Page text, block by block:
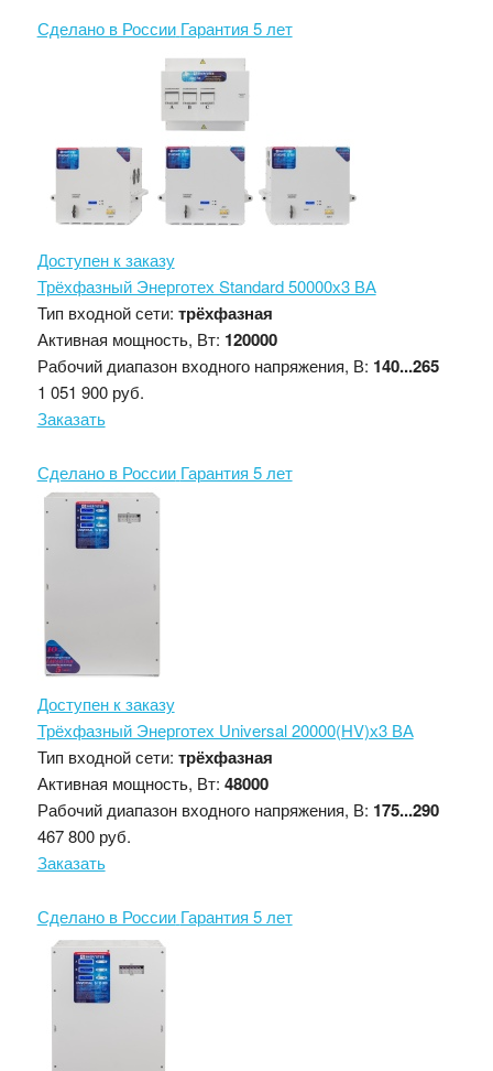
Сделано в России Гарантия 5 лет
Доступен к заказу
Трёхфазный Энерготех Standard 50000х3 ВА
Тип входной сети: трёхфазная
Активная мощность, Вт: 120000
Рабочий диапазон входного напряжения, В: 140...265
1 051 900 руб.
Заказать
Сделано в России Гарантия 5 лет
Доступен к заказу
Трёхфазный Энерготех Universal 20000(HV)х3 ВА
Тип входной сети: трёхфазная
Активная мощность, Вт: 48000
Рабочий диапазон входного напряжения, В: 175...290
467 800 руб.
Заказать
Сделано в России Гарантия 5 лет